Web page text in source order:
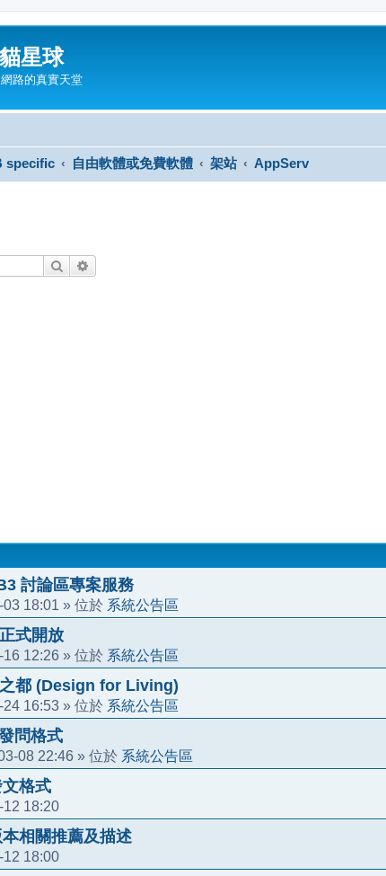
星球
路的真實天堂
specific 自由軟體或免費軟體 架站 AppServ
搜尋
討論區專案服務
18:01 » 位於 系統公告區
式開放
12:26 » 位於 系統公告區
都 (Design for Living)
24 16:53 » 位於 系統公告區
問格式
08 22:46 » 位於 系統公告區
格式
12 18:20
相關推薦及描述
12 18:00